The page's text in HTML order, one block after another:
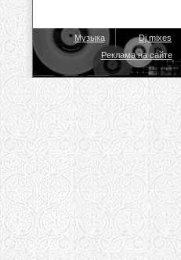
Музыка Dj mixes
Реклама на сайте